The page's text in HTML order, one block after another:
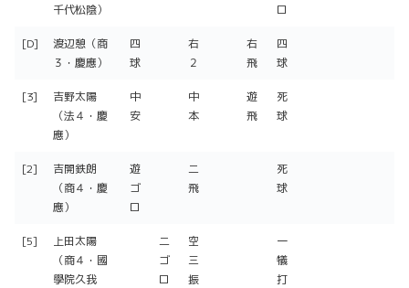
千代松陰）
ロ
[D]
渡辺憩（商
３・慶應）
四
球
右
２
右
飛
四
球
[3]
吉野太陽
（法４・慶
應）
中
安
中
本
遊
飛
死
球
[2]
吉開鉄朗
（商４・慶
應）
遊
ゴ
ロ
二
飛
死
球
[5]
上田太陽
（商４・國
學院久我
二
ゴ
ロ
空
三
振
一
犠
打